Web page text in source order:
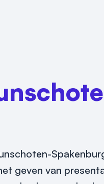
geven van